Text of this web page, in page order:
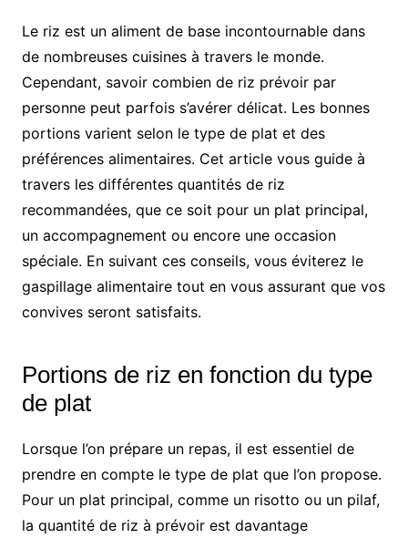
Le riz est un aliment de base incontournable dans
de nombreuses cuisines à travers le monde.
Cependant, savoir combien de riz prévoir par
personne peut parfois s’avérer délicat. Les bonnes
portions varient selon le type de plat et des
préférences alimentaires. Cet article vous guide à
travers les différentes quantités de riz
recommandées, que ce soit pour un plat principal,
un accompagnement ou encore une occasion
spéciale. En suivant ces conseils, vous éviterez le
gaspillage alimentaire tout en vous assurant que vos
convives seront satisfaits.
Portions de riz en fonction du type
de plat
Lorsque l’on prépare un repas, il est essentiel de
prendre en compte le type de plat que l’on propose.
Pour un plat principal, comme un risotto ou un pilaf,
la quantité de riz à prévoir est davantage